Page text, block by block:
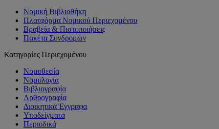
Νομική Βιβλιοθήκη
Πλατφόρμα Νομικού Περιεχομένου
Βραβεία & Πιστοποιήσεις
Πακέτα Συνδρομών
Κατηγορίες Περιεχομένου
Νομοθεσία
Νομολογία
Βιβλιογραφία
Αρθρογραφία
Διοικητικά Έγγραφα
Υποδείγματα
Περιοδικά